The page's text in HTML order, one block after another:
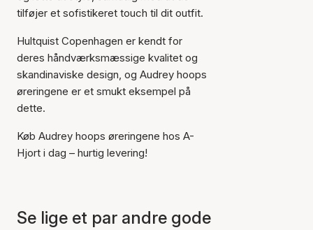
tilføjer et sofistikeret touch til dit outfit.
Hultquist Copenhagen er kendt for
deres håndværksmæssige kvalitet og
skandinaviske design, og Audrey hoops
øreringene er et smukt eksempel på
dette.
Køb Audrey hoops øreringene hos A-
Hjort i dag – hurtig levering!
Se lige et par andre gode